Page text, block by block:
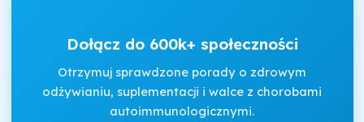
Dołącz do 600k+ społeczności
Otrzymuj sprawdzone porady o zdrowym
odżywianiu, suplementacji i walce z chorobami
autoimmunologicznymi.